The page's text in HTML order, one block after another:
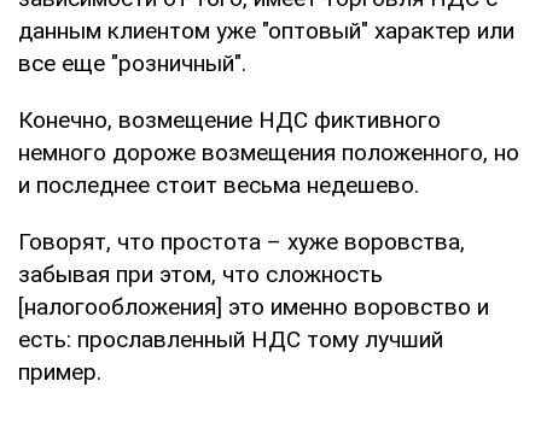
данным клиентом уже "оптовый" характер или
все еще "розничный".
Конечно, возмещение НДС фиктивного
немного дороже возмещения положенного, но
и последнее стоит весьма недешево.
Говорят, что простота – хуже воровства,
забывая при этом, что сложность
[налогообложения] это именно воровство и
есть: прославленный НДС тому лучший
пример.